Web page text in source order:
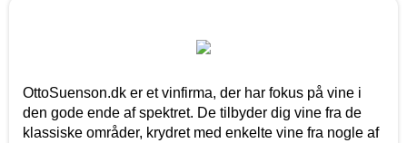
OttoSuenson.dk er et vinfirma, der har fokus på vine i
den gode ende af spektret. De tilbyder dig vine fra de
klassiske områder, krydret med enkelte vine fra nogle af